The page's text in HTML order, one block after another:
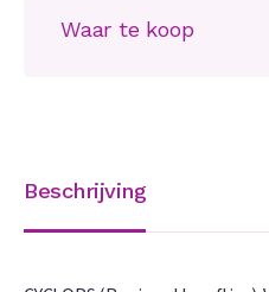
Waar te koop
Beschrijving